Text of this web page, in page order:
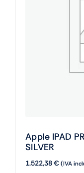
Apple IPAD
SILVER
1.522,38€(IVA